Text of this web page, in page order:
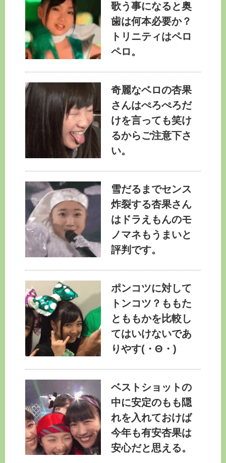
歌う事になると奥
歯は何本必要か？
トリニティはペロ
ペロ。
奇麗なベロの杏果
さんはぺろぺろだ
けを言っても笑け
るからご注意下さ
い。
雪だるまでセンス
炸裂する杏果さん
はドラえもんのモ
ノマネもうまいと
評判です。
ポンコツに対して
トンコツ？ももた
とももかを比較し
てはいけないであ
りやす(・Θ・)
ベストショットの
中に安定のもも隠
れを入れておけば
今年も有安杏果は
安心だと思える。